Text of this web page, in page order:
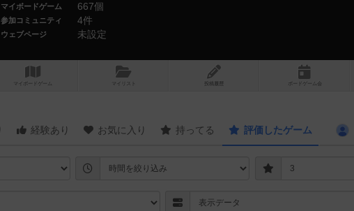
マイボードゲーム 667個
参加コミュニティ 4件
ウェブページ 未設定
マイボードゲーム マイリスト 投稿履歴 ボ ドゲ ーム
経験あり お気に入り 持ってる 評価したゲーム